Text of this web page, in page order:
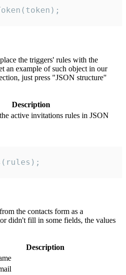
the triggers' rules with the
an example of such object in our
just press "JSON structure"
Description
active invitations rules in JSON
the contacts form as a
didn't fill in some fields, the values
Description